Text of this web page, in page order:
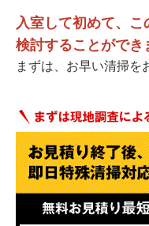
入室して初めて、
検討することができ
まずは、お早い清掃を